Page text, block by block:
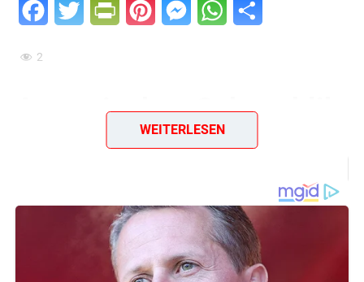
FacebookTwitter PrintFriendly
PinterestMessengerWhatsApp
2
Armenisches Schaschlik
100 bis 150 g Kalbfleisch
100 bis 150 g Hammelfleisch
3 Eßlöffel Tomatenmark
WEITERLESEN